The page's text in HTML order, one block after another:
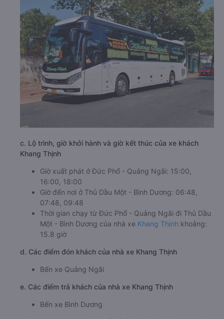
c. Lộ trình, giờ khởi hành và giờ kết thúc của xe khách
Khang Thịnh
Giờ xuất phát ở Đức Phổ - Quảng Ngãi: 15:00,
16:00, 18:00
Giờ đến nơi ở Thủ Dầu Một - Bình Dương: 06:48,
07:48, 09:48
Thời gian chạy từ Đức Phổ - Quảng Ngãi đi Thủ Dầu
Một - Bình Dương của nhà xe Khang Thịnh khoảng:
15.8 giờ
d. Các điểm đón khách của nhà xe Khang Thịnh
Bến xe Quảng Ngãi
e. Các điểm trả khách của nhà xe Khang Thịnh
Bến xe Bình Dương